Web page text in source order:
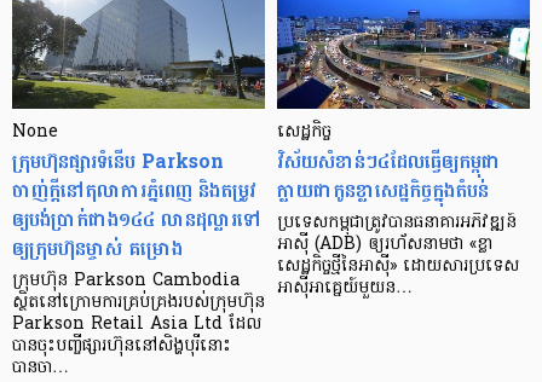
None
ក្រុមហ៊ុនផ្សារទំនើប Parkson
ចាញ់ក្ដីនៅតុលាការភ្នំពេញ និងតម្រូវ
ឲ្យបង់ប្រាក់ជាង១៤៤ លានដុល្លារទៅ
ឲ្យក្រុមហ៊ុនម្ចាស់ គម្រោង
ក្រុមហ៊ុន Parkson Cambodia
ស្ថិតនៅក្រោមការគ្រប់គ្រងរបស់ក្រុមហ៊ុន
Parkson Retail Asia Ltd ដែល
បានចុះបញ្ចីផ្សារហ៊ុននៅសិង្ហបុរីនោះ
បានចា…
សេដ្ឋកិច្ច​
វិស័យ​សំខាន់ៗ​៤​ដែល​ធ្វើ​ឲ្យ​កម្ពុជា​
ក្លាយ​ជា​កូន​ខ្លា​សេដ្ឋកិច្ច​ក្នុង​តំបន់
ប្រទេស​កម្ពុជា​ត្រូវ​បាន​ធនាគារ​អភិវឌ្ឍន៍​
អាស៊ី (ADB) ឲ្យ​រហ័ស​នាមថា «ខ្លា​
សេដ្ឋកិច្ច​ថ្មី​នៃ​អាស៊ី» ដោយសារ​ប្រទេស​
អាស៊ី​អាគ្នេយ៍​មួយ​ន…